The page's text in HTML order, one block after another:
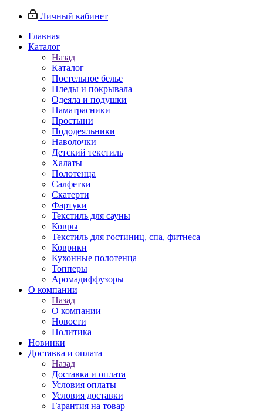
Личный кабинет
Главная
Каталог
Назад
Каталог
Постельное белье
Пледы и покрывала
Одеяла и подушки
Наматрасники
Простыни
Пододеяльники
Наволочки
Детский текстиль
Халаты
Полотенца
Салфетки
Скатерти
Фартуки
Текстиль для сауны
Ковры
Текстиль для гостиниц, спа, фитнеса
Коврики
Кухонные полотенца
Топперы
Аромадиффузоры
О компании
Назад
О компании
Новости
Политика
Новинки
Доставка и оплата
Назад
Доставка и оплата
Условия оплаты
Условия доставки
Гарантия на товар